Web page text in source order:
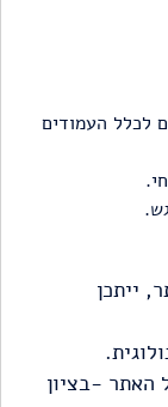
לכלל העמודים
ייתכן
האתר -בציון